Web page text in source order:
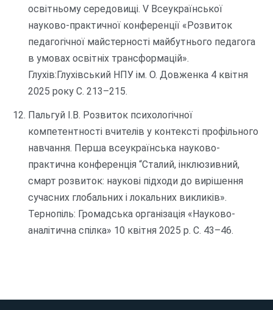
освітньому середовищі. V Всеукраїнської
науково-практичної конференції «Розвиток
педагогічної майстерності майбутнього педагога
в умовах освітніх трансформацій».
Глухів:Глухівський НПУ ім. О. Довженка 4 квітня
2025 року С. 213–215.
Пальгуй І.В. Розвиток психологічної
компетентності вчителів у контексті профільного
навчання. Перша всеукраїнська науково-
практична конференція “Сталий, інклюзивний,
смарт розвиток: наукові підходи до вирішення
сучасних глобальних і локальних викликів».
Тернопіль: Громадська організація «Науково-
аналітична спілка» 10 квітня 2025 р. С. 43–46.